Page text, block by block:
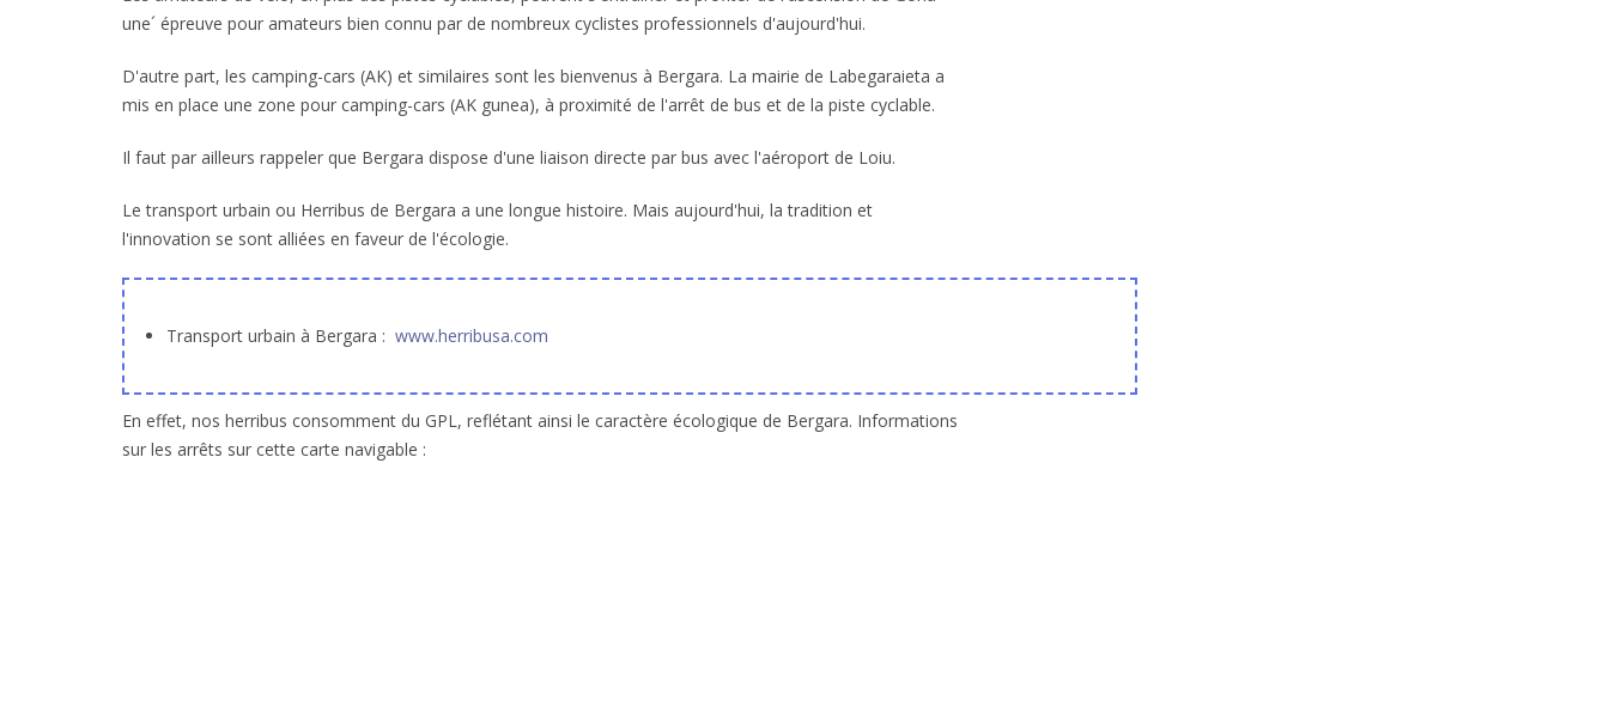
une´ épreuve pour amateurs bien connu par de nombreux cyclistes professionnels d'aujourd'hui.
D'autre part, les camping-cars (AK) et similaires sont les bienvenus à Bergara. La mairie de Labegaraieta a
mis en place une zone pour camping-cars (AK gunea), à proximité de l'arrêt de bus et de la piste cyclable.
Il faut par ailleurs rappeler que Bergara dispose d'une liaison directe par bus avec l'aéroport de Loiu.
Le transport urbain ou Herribus de Bergara a une longue histoire. Mais aujourd'hui, la tradition et
l'innovation se sont alliées en faveur de l'écologie.
Transport urbain à Bergara : www.herribusa.com
En effet, nos herribus consomment du GPL, reflétant ainsi le caractère écologique de Bergara. Informations
sur les arrêts sur cette carte navigable :